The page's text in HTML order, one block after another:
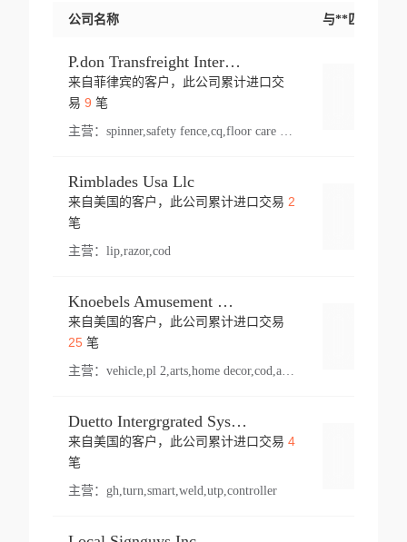
公司名称 与**匹配交易
P.don Transfreight International
来自菲律宾的客户，此公司累计进口交
易 9 笔
主营：
Rimblades Usa Llc
来自美国的客户，此公司累计进口交易 2
笔
主营： lip,razor,cod
Knoebels Amusement Resort
来自美国的客户，此公司累计进口交易
25笔
主营： vehicle,pl 2,arts,home decor,cod,amusement ride,sea
Duetto Intergrgrated Systems Inc.
来自美国的客户，此公司累计进口交易 4
笔
主营： gh,turn,smart,weld,utp,controller